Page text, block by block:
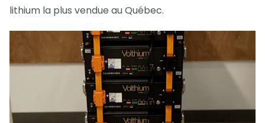
lithium la plus vendue au Québec.